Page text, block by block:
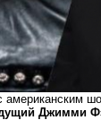
американским
Джимми